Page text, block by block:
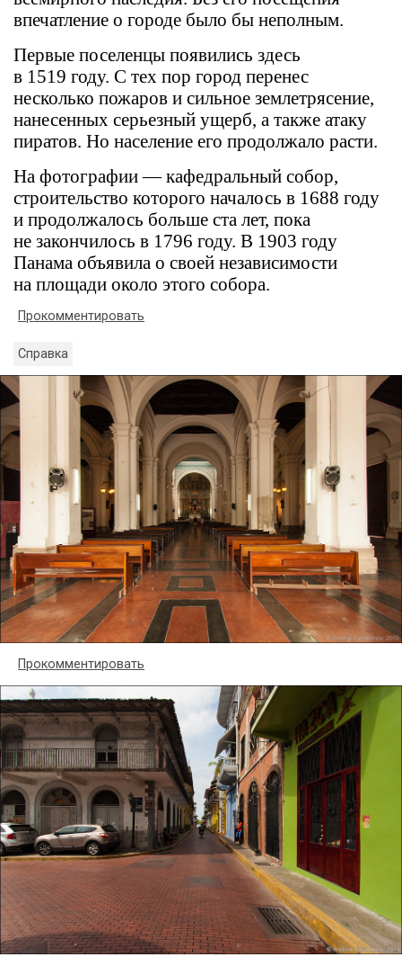
впечатление о городе было бы неполным.
Первые поселенцы появились здесь
в 1519 году. С тех пор город перенес
несколько пожаров и сильное землетрясение,
нанесенных серьезный ущерб, а также атаку
пиратов. Но население его продолжало расти.
На фотографии — кафедральный собор,
строительство которого началось в 1688 году
и продолжалось больше ста лет, пока
не закончилось в 1796 году. В 1903 году
Панама объявила о своей независимости
на площади около этого собора.
Прокомментировать
Справка
Прокомментировать